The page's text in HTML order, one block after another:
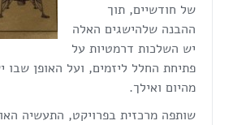
של חודשיים, תוך
ההבנה שלהישגים האלה
יש השלכות דרמטיות על
פתיחת החלל ליזמים, ועל האופן שבו
מהיום ואילך.
שותפה מרכזית בפרויקט, התעשיה